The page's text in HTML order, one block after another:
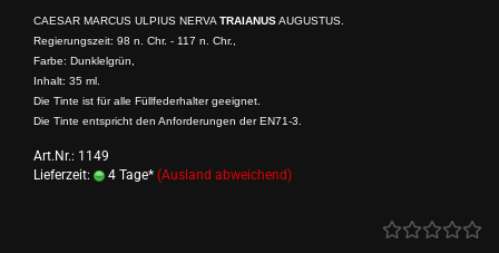
CAESAR MARCUS ULPIUS NERVA TRAIANUSAUGUSTUS.
Regierungszeit: 98 n. Chr. - 117 n. Chr.,
Farbe: Dunklelgrün,
Inhalt: 35 ml.
Die Tinte ist für alle Füllfederhalter geeignet.
Die Tinte entspricht den Anforderungen der EN71-3.
Art.Nr.: 1149
Lieferzeit:
4 Tage* (Ausland abweichend)